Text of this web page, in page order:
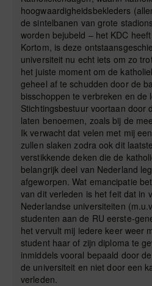
hoogwaardigheidsbekleders
de sintelbanen van grote
worden bejubeld – het KDC
Kortom, is deze
universiteit nu echt iets om zo
het juiste moment om de
geheel af te schudden door de
bisschoppen te verbreken en de
Stichtingsbestuur voortaan door
laten benoemen, zoals bij de
Ik verwacht dat velen met mij
zullen slaken zodra ook dit
verstikkende deken die de
belangrijk deel van Nederland
afgeworpen. Wat emancipatie
van dit verleden is het feit dat in
Nederlandse universiteiten
studenten aan de RU eerste-
het vervult mij iedere keer weer
student haar of zijn diploma te
inmiddels vooral bepaald door
de universiteit en niet door een
verleden.